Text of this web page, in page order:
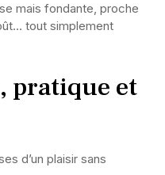
mais fondante, proche
tout simplement
pratique et
d’un plaisir sans